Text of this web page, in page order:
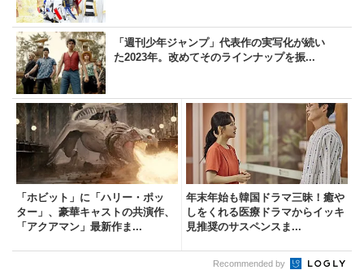
「週刊少年ジャンプ」代表作の実写化が続い
た2023年。改めてそのラインナップを振...
「ホビット」に「ハリー・ポッ
ター」、豪華キャストの共演作、
「アクアマン」最新作ま...
年末年始も韓国ドラマ三昧！癒や
しをくれる医療ドラマからイッキ
見推奨のサスペンスま...
Recommended by